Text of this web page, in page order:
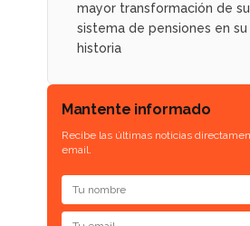
mayor transformación de su
sistema de pensiones en su
historia
Mantente informado
Recibe las últimas noticias
email.